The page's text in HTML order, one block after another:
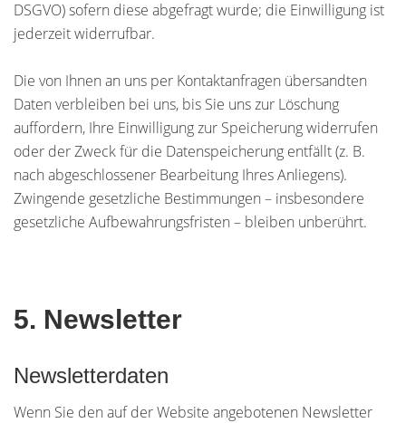
DSGVO) sofern diese abgefragt wurde; die Einwilligung ist
jederzeit widerrufbar.
Die von Ihnen an uns per Kontaktanfragen übersandten
Daten verbleiben bei uns, bis Sie uns zur Löschung
auffordern, Ihre Einwilligung zur Speicherung widerrufen
oder der Zweck für die Datenspeicherung entfällt (z. B.
nach abgeschlossener Bearbeitung Ihres Anliegens).
Zwingende gesetzliche Bestimmungen – insbesondere
gesetzliche Aufbewahrungsfristen – bleiben unberührt.
5. Newsletter
Newsletter­daten
Wenn Sie den auf der Website angebotenen Newsletter